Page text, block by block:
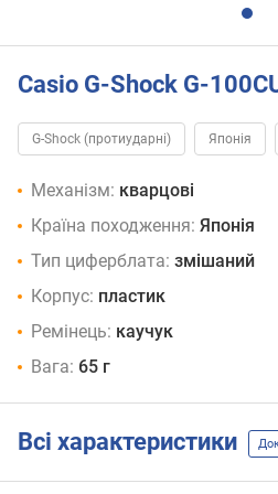
Casio G-Shock G-
G-Shock (протиударні) Японія
Механізм: кварцові
Країна походження: Японія
Тип циферблата: змішаний
Корпус: пластик
Ремінець: каучук
Вага: 65 г
Всі характеристики